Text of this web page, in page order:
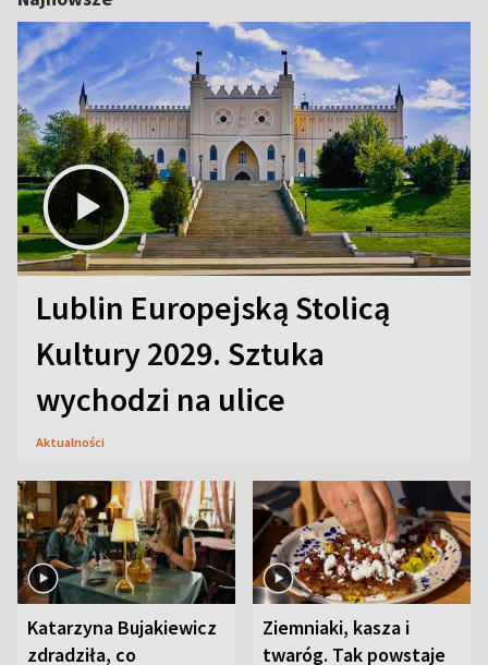
Lublin Europejską Stolicą
Kultury 2029. Sztuka
wychodzi na ulice
Aktualności
Katarzyna Bujakiewicz
zdradziła, co
Ziemniaki, kasza i
twaróg. Tak powstaje